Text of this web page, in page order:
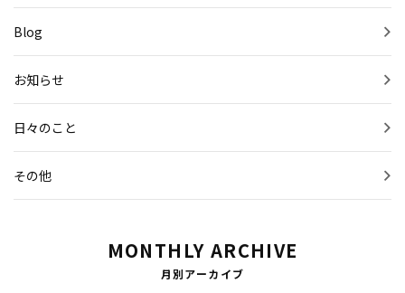
Blog
お知らせ
日々のこと
その他
MONTHLY ARCHIVE
月別アーカイブ